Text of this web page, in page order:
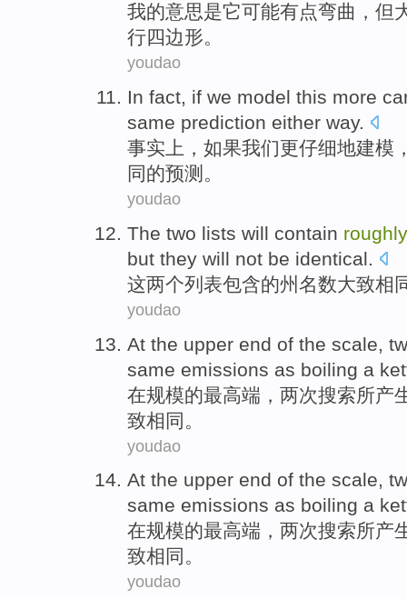
我的意思是它可能有点弯曲 ， 但
行四边形。
youdao
In fact, if we model this more
same prediction either way.
事实上 ， 如果我们更仔细地建模
同的预测 。
youdao
The two lists will contain roughly
but they will not be identical.
这两个列表包含的州名数大致相
youdao
At the upper end of the scale
same emissions as boiling a
在规模的最高端， 两次搜索所产
致相同 。
youdao
At the upper end of the scale,
same emissions as boiling a
在规模的最高端， 两次搜索所产
致相同 。
youdao